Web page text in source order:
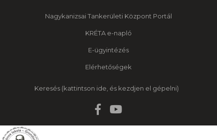
Nagykanizsai Tankerületi Központ Portál
KRÉTA e-napló
E-ügyintézés
Elérhetőségek
Keresés